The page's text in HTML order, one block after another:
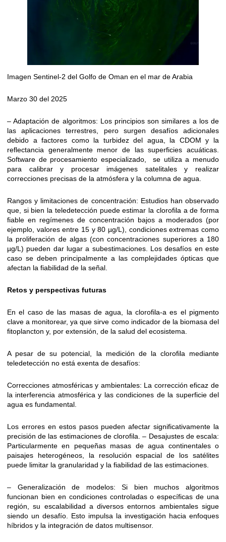
Imagen Sentinel-2 del Golfo de Oman en el mar de Arabia
Marzo 30 del 2025
– Adaptación de algoritmos: Los principios son similares a los de
las aplicaciones terrestres, pero surgen desafíos adicionales
debido a factores como la turbidez del agua, la CDOM y la
reflectancia generalmente menor de las superficies acuáticas.
Software de procesamiento especializado, se utiliza a menudo
para calibrar y procesar imágenes satelitales y realizar
correcciones precisas de la atmósfera y la columna de agua.
Rangos y limitaciones de concentración: Estudios han observado
que, si bien la teledetección puede estimar la clorofila a de forma
fiable en regímenes de concentración bajos a moderados (por
ejemplo, valores entre 15 y 80 µg/L), condiciones extremas como
la proliferación de algas (con concentraciones superiores a 180
µg/L) pueden dar lugar a subestimaciones. Los desafíos en este
caso se deben principalmente a las complejidades ópticas que
afectan la fiabilidad de la señal.
Retos y perspectivas futuras
En el caso de las masas de agua, la clorofila-a es el pigmento
clave a monitorear, ya que sirve como indicador de la biomasa del
fitoplancton y, por extensión, de la salud del ecosistema.
A pesar de su potencial, la medición de la clorofila mediante
teledetección no está exenta de desafíos:
Correcciones atmosféricas y ambientales: La corrección eficaz de
la interferencia atmosférica y las condiciones de la superficie del
agua es fundamental.
Los errores en estos pasos pueden afectar significativamente la
precisión de las estimaciones de clorofila. – Desajustes de escala:
Particularmente en pequeñas masas de agua continentales o
paisajes heterogéneos, la resolución espacial de los satélites
puede limitar la granularidad y la fiabilidad de las estimaciones.
– Generalización de modelos: Si bien muchos algoritmos
funcionan bien en condiciones controladas o específicas de una
región, su escalabilidad a diversos entornos ambientales sigue
siendo un desafío. Esto impulsa la investigación hacia enfoques
híbridos y la integración de datos multisensor.